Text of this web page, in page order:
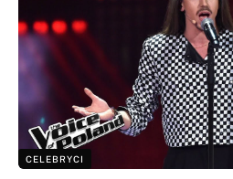
CELEBRYCI